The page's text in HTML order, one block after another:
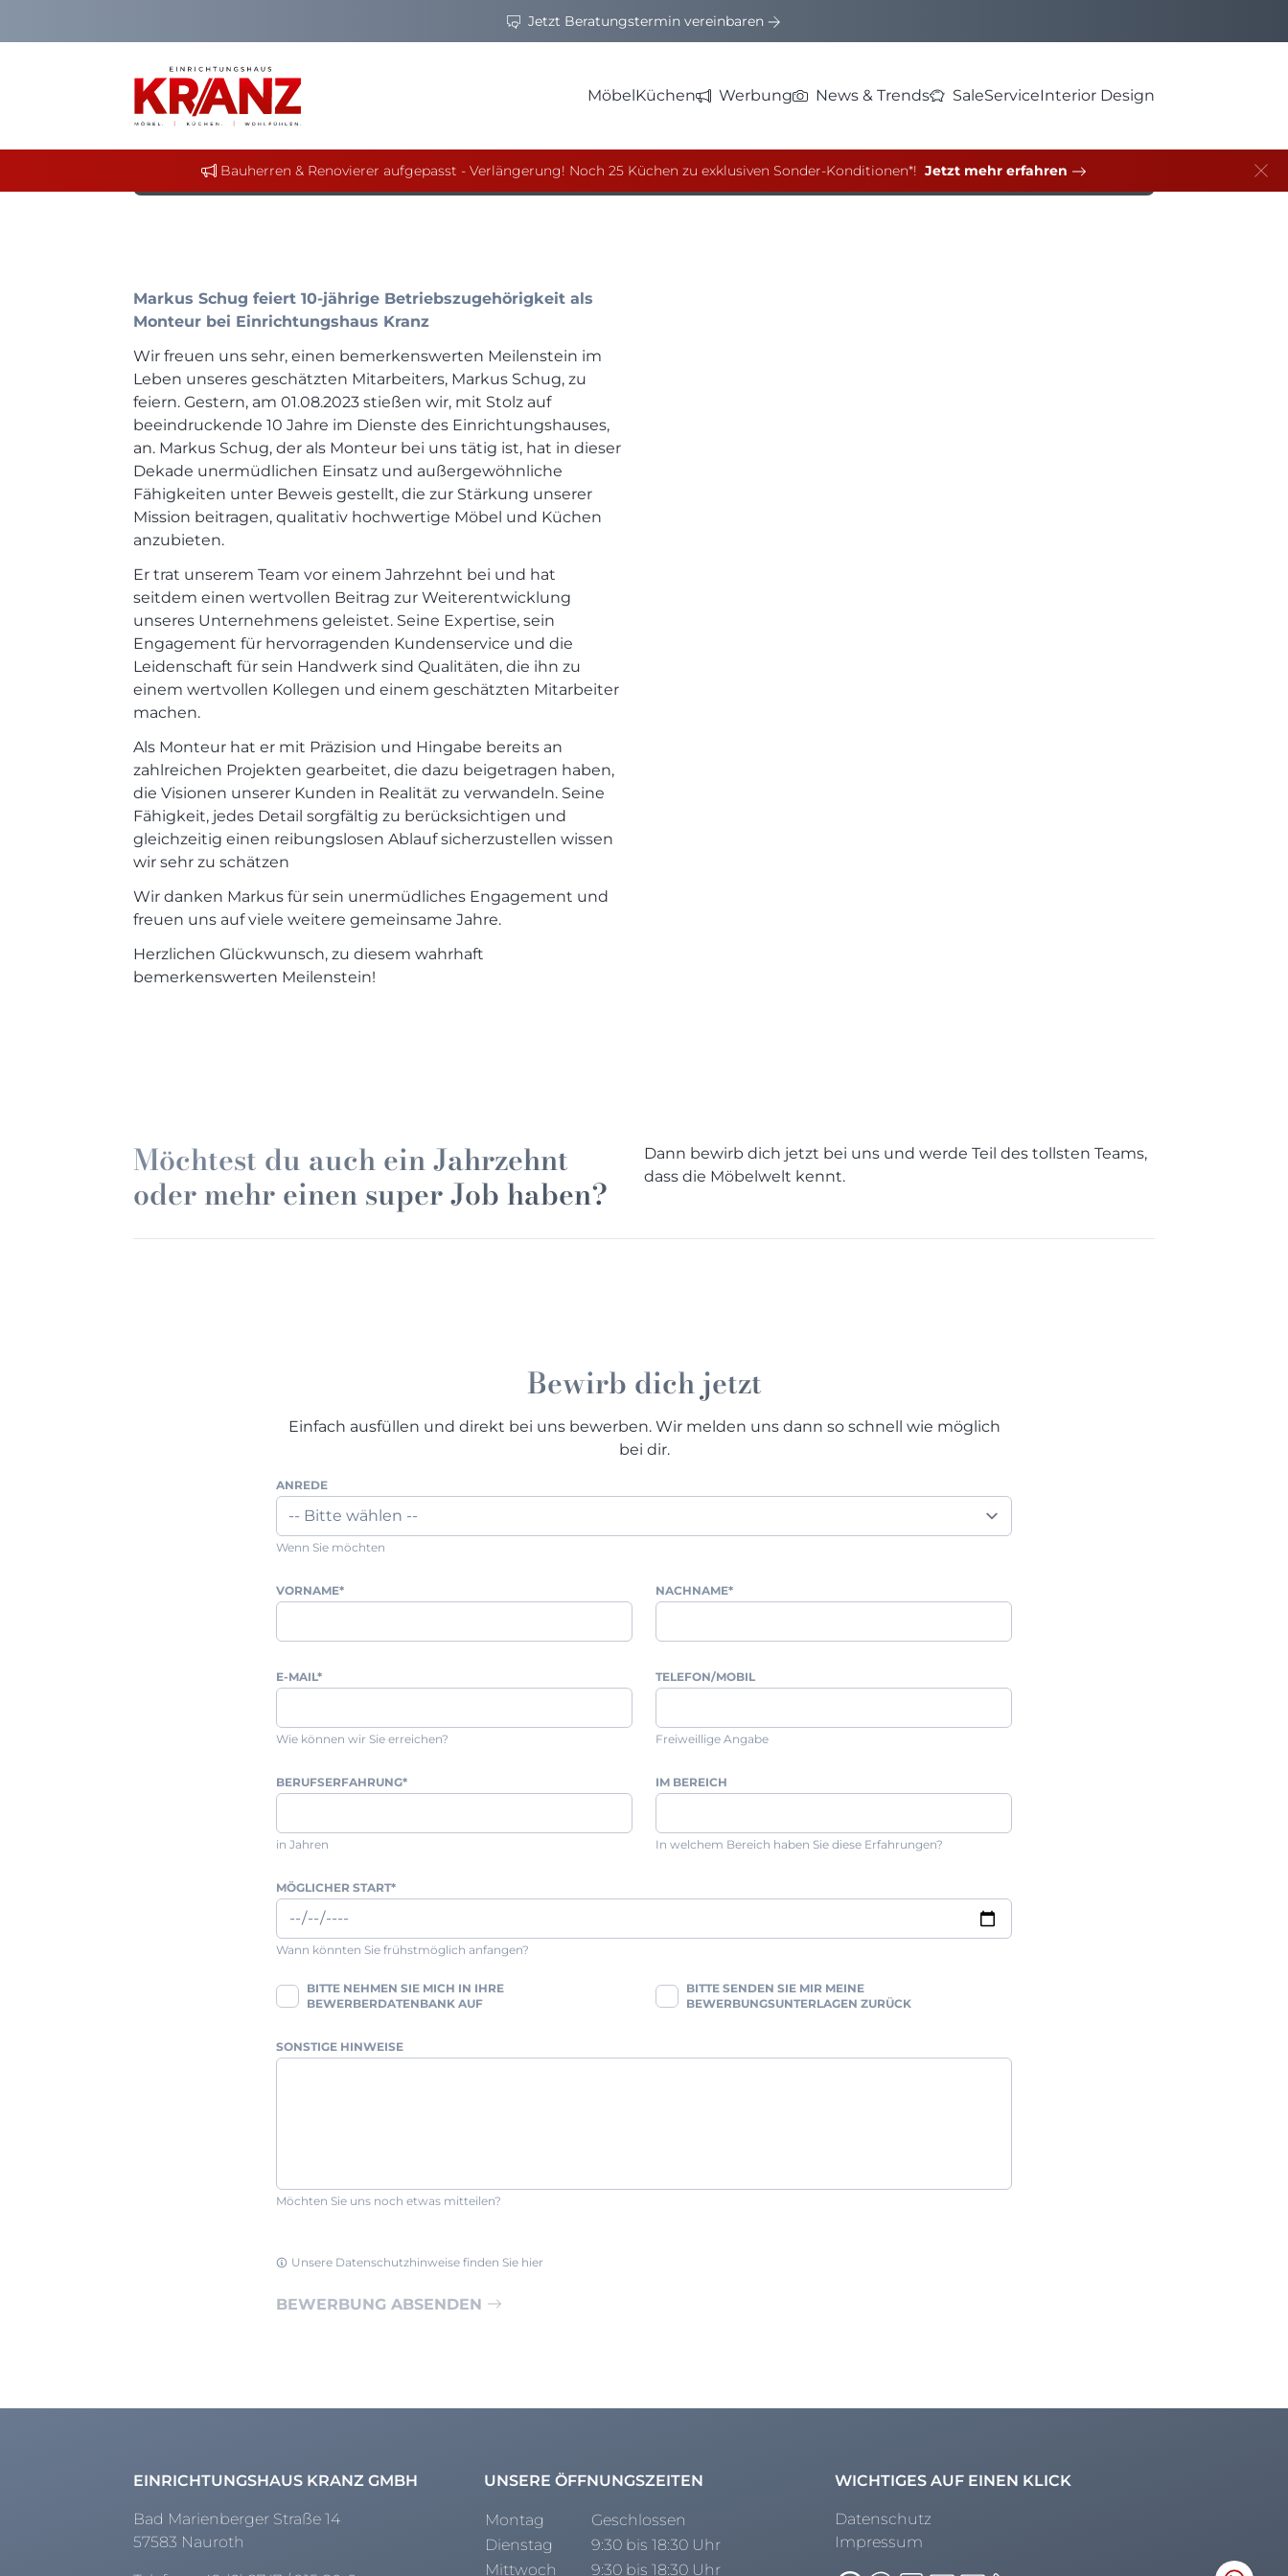
Jetzt Beratungstermin vereinbaren
MöbelKüchen Werbung News & Trends SaleServiceInterior Design
Bauherren & Renovierer aufgepasst - Verlängerung! Noch 25 Küchen zu exklusiven Sonder-Konditionen*! Jetzt mehr erfahren
2. August 2023
Ein Jahrzehnt bei Kranz
Markus Schug feiert 10-jährige Betriebszugehörigkeit als
Monteur bei Einrichtungshaus Kranz
Wir freuen uns sehr, einen bemerkenswerten Meilenstein im
Leben unseres geschätzten Mitarbeiters, Markus Schug, zu
feiern. Gestern, am 01.08.2023 stießen wir, mit Stolz auf
beeindruckende 10 Jahre im Dienste des Einrichtungshauses,
an. Markus Schug, der als Monteur bei uns tätig ist, hat in dieser
Dekade unermüdlichen Einsatz und außergewöhnliche
Fähigkeiten unter Beweis gestellt, die zur Stärkung unserer
Mission beitragen, qualitativ hochwertige Möbel und Küchen
anzubieten.
Er trat unserem Team vor einem Jahrzehnt bei und hat
seitdem einen wertvollen Beitrag zur Weiterentwicklung
unseres Unternehmens geleistet. Seine Expertise, sein
Engagement für hervorragenden Kundenservice und die
Leidenschaft für sein Handwerk sind Qualitäten, die ihn zu
einem wertvollen Kollegen und einem geschätzten Mitarbeiter
machen.
Als Monteur hat er mit Präzision und Hingabe bereits an
zahlreichen Projekten gearbeitet, die dazu beigetragen haben,
die Visionen unserer Kunden in Realität zu verwandeln. Seine
Fähigkeit, jedes Detail sorgfältig zu berücksichtigen und
gleichzeitig einen reibungslosen Ablauf sicherzustellen wissen
wir sehr zu schätzen
Wir danken Markus für sein unermüdliches Engagement und
freuen uns auf viele weitere gemeinsame Jahre.
Herzlichen Glückwunsch, zu diesem wahrhaft
bemerkenswerten Meilenstein!
Möchtest du auch ein Jahrzehnt
oder mehr einen super Job haben?
Dann bewirb dich jetzt bei uns und werde Teil des tollsten Teams,
dass die Möbelwelt kennt.
Bewirb dich jetzt
Einfach ausfüllen und direkt bei uns bewerben. Wir melden uns dann so schnell wie möglich
bei dir.
ANREDE
Wenn Sie möchten
VORNAME* NACHNAME*
E-MAIL*
Wie können wir Sie erreichen?
TELEFON/MOBIL
Freiweillige Angabe
BERUFSERFAHRUNG*
in Jahren
IM BEREICH
In welchem Bereich haben Sie diese Erfahrungen?
MÖGLICHER START*
Wann könnten Sie frühstmöglich anfangen?
BITTE NEHMEN SIE MICH IN IHRE
BEWERBERDATENBANK AUF
BITTE SENDEN SIE MIR MEINE
BEWERBUNGSUNTERLAGEN ZURÜCK
SONSTIGE HINWEISE
Möchten Sie uns noch etwas mitteilen?
Unsere Datenschutzhinweise finden Sie hier
BEWERBUNG ABSENDEN
EINRICHTUNGSHAUS KRANZ GMBH
Bad Marienberger Straße 14
57583 Nauroth
UNSERE ÖFFNUNGSZEITEN
Montag
Geschlossen
Dienstag
9:30 bis 18:30 Uhr
Mittwoch
9:30 bis 18:30 Uhr
WICHTIGES AUF EINEN KLICK
Datenschutz
Impressum